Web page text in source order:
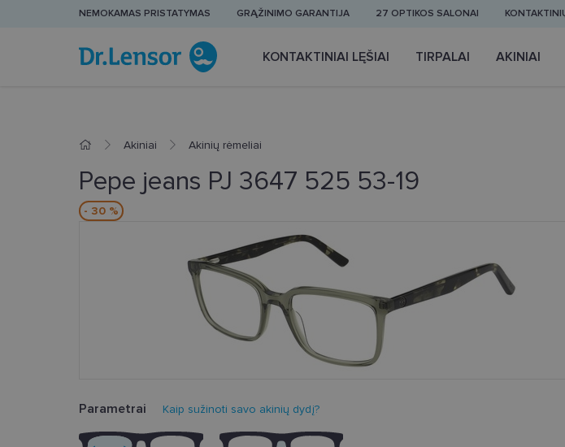
NEMOKAMAS PRISTATYMAS GRĄŽINIMO GARANTIJA 27 OPTIKOS SALONAI
KONTAKTINIAI LĘŠIAI TIRPALAI AKINIAI
Akiniai Akinių rėmeliai
Pepe jeans PJ 3647 525 53-19
- 30 %
Parametrai Kaip sužinoti savo akinių dydį?